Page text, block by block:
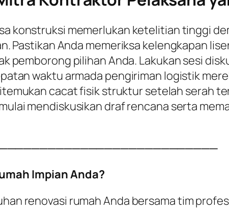
konstruksi memerlukan ketelitian tinggi
Pastikan Anda memeriksa kelengkapan
pemborong pilihan Anda. Lakukan sesi
waktu armada pengiriman logistik
cacat fisik struktur setelah serah
mendiskusikan draf rencana serta
Impian Anda?
renovasi rumah Anda bersama tim